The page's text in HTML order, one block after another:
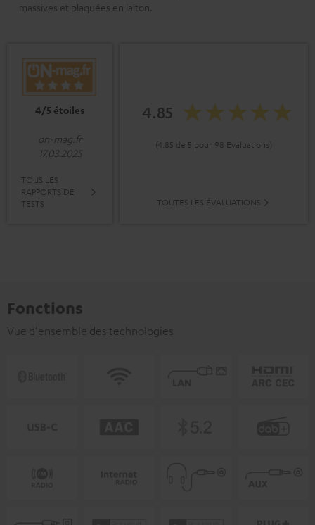
massives et plaquées en laiton.
4/5 étoiles
on-mag.fr
17.03.2025
TOUS LES
RAPPORTS DE
TESTS
4.85
(4.85 de 5 pour 98 Evaluations)
TOUTES LES ÉVALUATIONS
Fonctions
Vue d'ensemble des technologies